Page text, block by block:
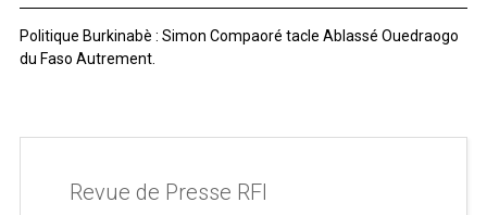
Politique Burkinabè : Simon Compaoré tacle Ablassé Ouedraogo
du Faso Autrement.
Revue de Presse RFI